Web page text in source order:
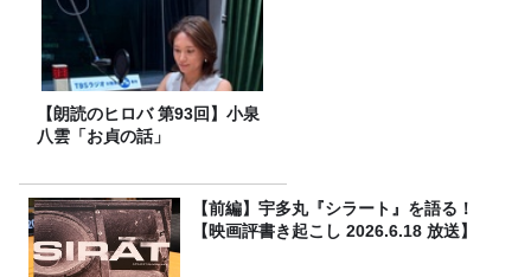
【朗読のヒロバ 第93回】小泉
八雲「お貞の話」
【前編】宇多丸『シラート』を語る！
【映画評書き起こし 2026.6.18 放送】